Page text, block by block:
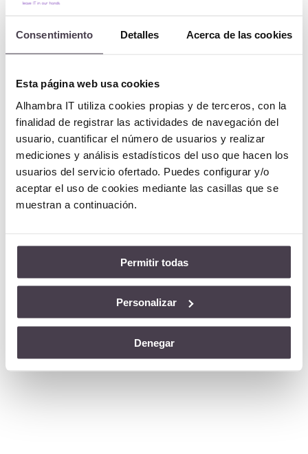
Consentimiento Detalles Acerca de las cookies
Esta página web usa cookies
Alhambra IT utiliza cookies propias y de terceros, con la
finalidad de registrar las actividades de navegación del
usuario, cuantificar el número de usuarios y realizar
mediciones y análisis estadísticos del uso que hacen los
usuarios del servicio ofertado. Puedes configurar y/o
aceptar el uso de cookies mediante las casillas que se
muestran a continuación.
Permitir todas
Personalizar
Denegar
las condiciones.
Conoce todos tus derechos en nuestra Política
de Privacidad
Muchas gracias por contactar con nosotros.
 Oficina Central Madrid:
Albasanz, 16 |
Edificio Antalia, Planta
4ª | 28037 Madrid – España
 Otras Delegaciones
Rellena el formulario: